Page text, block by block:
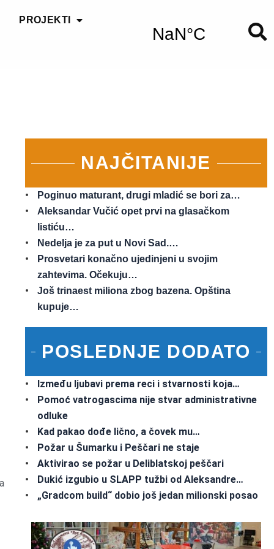
PROJEKTI
NAJČITANIJE
Poginuo maturant, drugi mladić se bori za…
Aleksandar Vučić opet prvi na glasačkom
listiću…
Nedelja je za put u Novi Sad.…
Prosvetari konačno ujedinjeni u svojim
zahtevima. Očekuju…
Još trinaest miliona zbog bazena. Opština
kupuje…
POSLEDNJE DODATO
Između ljubavi prema reci i stvarnosti koja…
Pomoć vatrogascima nije stvar administrativne
odluke
Kad pakao dođe lično, a čovek mu…
Požar u Šumarku i Peščari ne staje
Aktivirao se požar u Deliblatskoj peščari
Dukić izgubio u SLAPP tužbi od Aleksandre…
„Gradcom build“ dobio još jedan milionski posao